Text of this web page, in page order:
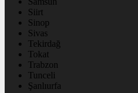
Siirt
Sinop
Sivas
Tekirdağ
Tokat
Trabzon
Tunceli
Şanlıurfa